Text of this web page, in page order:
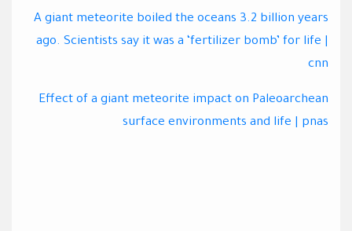
A giant meteorite boiled the oceans 3.2 billion years
ago. Scientists say it was a ‘fertilizer bomb’ for life |
cnn
Effect of a giant meteorite impact on Paleoarchean
surface environments and life | pnas